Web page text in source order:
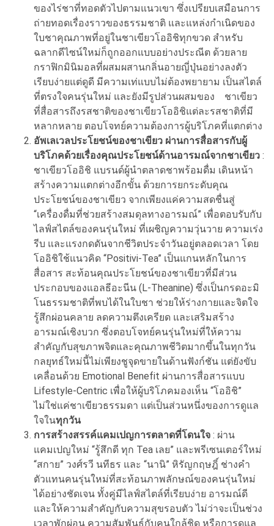
ของไร่ชาที่ทอดตัวไปตามแนวเขา ซึ่งเปรียบเสมือนการ
ถ่ายทอดเรื่องราวของธรรมชาติ และแหล่งกำเนิดของ
ใบชาคุณภาพที่อยู่ในชาเขียวโออิชิทุกขวด สำหรับ
ฉลากดีไซน์ใหม่ก็ถูกออกแบบอย่างประณีต ด้วยลาย
กราฟิกมินิมอลที่ผสมผสานกลิ่นอายญี่ปุ่นอย่างลงตัว
เรียบง่ายแต่ดูดี มีความเท่แบบไม่ต้องพยายาม เป็นสไตล์
ที่ตรงใจคนรุ่นใหม่ และยังมีรูปส่วนผสมของ ชาเขียว
ที่สื่อสารถึงรสชาติของชาเขียวโออิชิแต่ละรสชาติที่มี
หลากหลาย ตอบโจทย์ความต้องการผู้บริโภคที่แตกต่าง
อัพเลเวลประโยชน์ของชาเขียว ผ่านการสื่อสารกับผู้
บริโภคด้วยเรื่องคุณประโยชน์ด้านอารมณ์จากชาเขียว :
ชาเขียวโออิชิ แบรนด์ผู้นำตลาดชาพร้อมดื่ม เดินหน้า
สร้างความแตกต่างอีกขั้น ด้วยการยกระดับคุณ
ประโยชน์ของชาเขียว จากเพียงแค่ความสดชื่นสู่
“เครื่องดื่มที่ช่วยสร้างสมดุลทางอารมณ์” เพื่อตอบรับกับ
ไลฟ์สไตล์ของคนรุ่นใหม่ ที่เผชิญความวุ่นวาย ความเร่ง
รีบ และแรงกดดันจากชีวิตประจำวันอยู่ตลอดเวลา โดย
โออิชิใช้แนวคิด “Positivi-Tea” เป็นแกนหลักในการ
สื่อสาร สะท้อนคุณประโยชน์ของชาเขียวที่มีส่วน
ประกอบของแอลธีอะนีน (L-Theanine) ซึ่งเป็นกรดอะมิ
โนธรรมชาติที่พบได้ในใบชา ช่วยให้ร่างกายและจิตใจ
รู้สึกผ่อนคลาย ลดความตึงเครียด และเสริมสร้าง
อารมณ์เชิงบวก ซึ่งตอบโจทย์คนรุ่นใหม่ที่ให้ความ
สำคัญกับสุขภาพจิตและคุณภาพชีวิตมากขึ้นในทุกวัน
กลยุทธ์ใหม่นี้ไม่เพียงชูจุดขายในด้านฟังก์ชัน แต่ยังขับ
เคลื่อนด้วย Emotional Benefit ผ่านการสื่อสารแบบ
Lifestyle-Centric เพื่อให้ผู้บริโภคมองเห็น “โออิชิ”
ไม่ใช่แค่ชาเขียวธรรมดา แต่เป็นส่วนหนึ่งของการดูแล
ใจในทุกวัน
การสร้างสรรค์แคมเปญการตลาดที่โดนใจ : ผ่าน
แคมเปญใหม่ “รู้สึกดี ทุก Tea เลย” และพรีเซนเตอร์ใหม่
“สกาย” วงศ์รวี นทีธร และ “นานิ” หิรัญกฤษฎิ์ ช่างคำ
ตัวแทนคนรุ่นใหม่ที่สะท้อนภาพลักษณ์ของคนรุ่นใหม่
ได้อย่างชัดเจน ทั้งคู่มีไลฟ์สไตล์ที่เรียบง่าย อารมณ์ดี
และให้ความสำคัญกับความสุขรอบตัว ไม่ว่าจะเป็นช่วง
เวลาพักผ่อน ความสัมพันธ์กับคนใกล้ชิด หรือการดูแล